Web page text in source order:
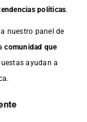
políticas.
nuestro panel de
comunidad que
ayudan a